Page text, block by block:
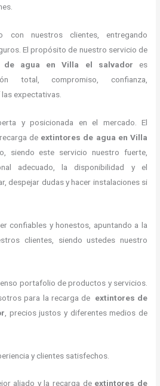
con nuestros clientes, entregando
El propósito de nuestro servicio de
de agua en Villa el salvador es
total, compromiso, confianza,
expectativas.
y posicionada en el mercado. El
de extintores de agua en Villa
siendo este servicio nuestro fuerte,
adecuado, la disponibilidad y el
despejar dudas y hacer instalaciones si
confiables y honestos, apuntando a la
clientes, siendo ustedes nuestro
portafolio de productos y servicios.
para la recarga de extintores de
, precios justos y diferentes medios de
y clientes satisfechos.
aliado y la recarga de extintores de